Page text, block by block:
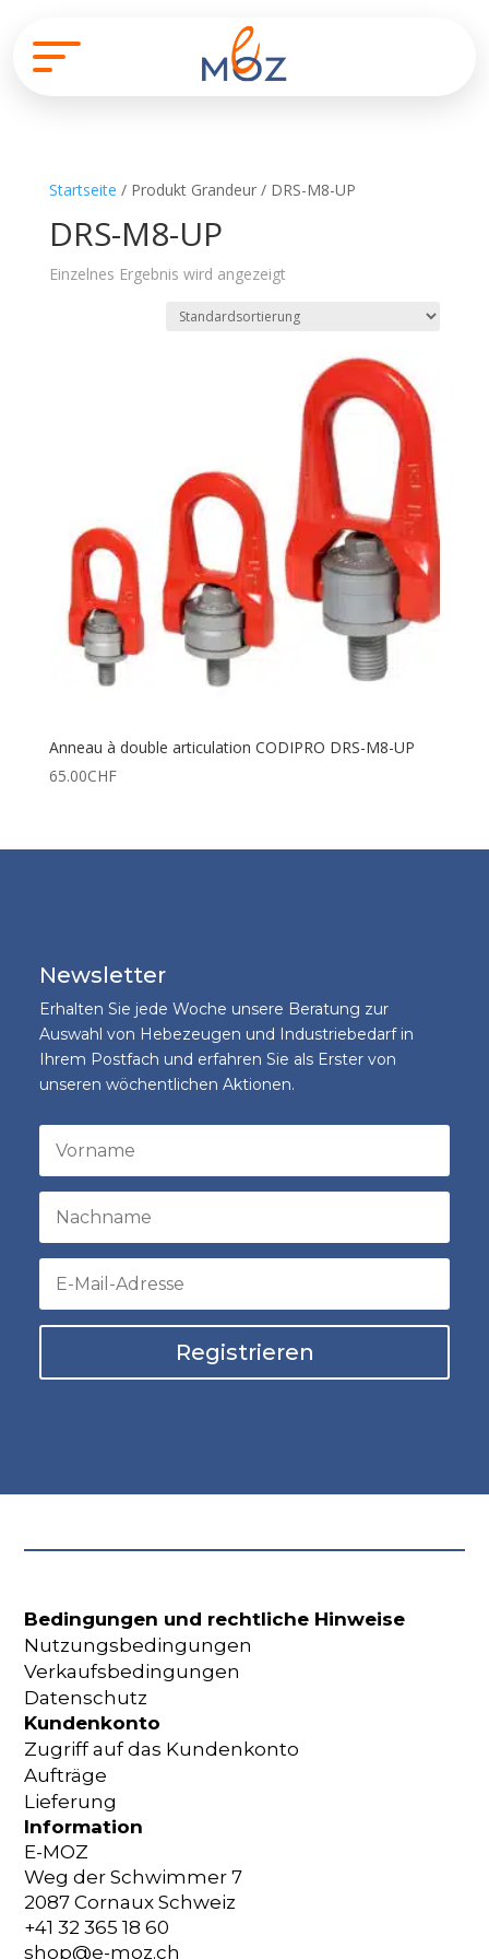
Startseite / Produkt Grandeur / DRS-M8-UP
DRS-M8-UP
Einzelnes Ergebnis wird angezeigt
Anneau à double articulation CODIPRO DRS-M8-UP
65.00CHF
Newsletter
Erhalten Sie jede Woche unsere Beratung zur
Auswahl von Hebezeugen und Industriebedarf in
Ihrem Postfach und erfahren Sie als Erster von
unseren wöchentlichen Aktionen.
Registrieren
Bedingungen und rechtliche Hinweise
Nutzungsbedingungen
Verkaufsbedingungen
Datenschutz
Kundenkonto
Zugriff auf das Kundenkonto
Aufträge
Lieferung
Information
E-MOZ
Weg der Schwimmer 7
2087 Cornaux Schweiz
+41 32 365 18 60
shop@e-moz.ch